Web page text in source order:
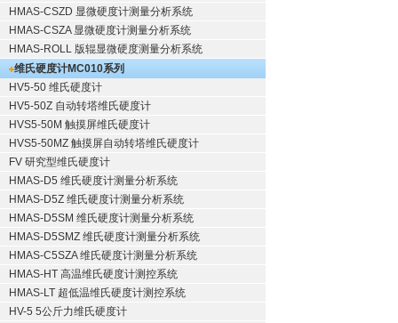
HMAS-CSZD 显微硬度计测量分析系统
HMAS-CSZA 显微硬度计测量分析系统
HMAS-ROLL 版辊显微硬度测量分析系统
维氏硬度计MC010系列
HV5-50 维氏硬度计
HV5-50Z 自动转塔维氏硬度计
HVS5-50M 触摸屏维氏硬度计
HVS5-50MZ 触摸屏自动转塔维氏硬度计
FV 研究型维氏硬度计
HMAS-D5 维氏硬度计测量分析系统
HMAS-D5Z 维氏硬度计测量分析系统
HMAS-D5SM 维氏硬度计测量分析系统
HMAS-D5SMZ 维氏硬度计测量分析系统
HMAS-C5SZA 维氏硬度计测量分析系统
HMAS-HT 高温维氏硬度计测控系统
HMAS-LT 超低温维氏硬度计测控系统
HV-5 5公斤力维氏硬度计